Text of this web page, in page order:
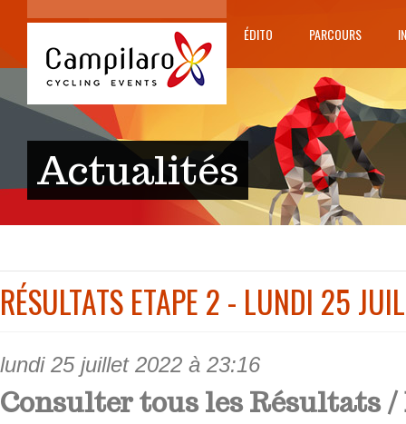
ÉDITO PARCOURS
Actualités
RÉSULTATS ETAPE 2 - LUNDI 25
lundi 25 juillet 2022 à 23:16
Consulter tous les Résultats /